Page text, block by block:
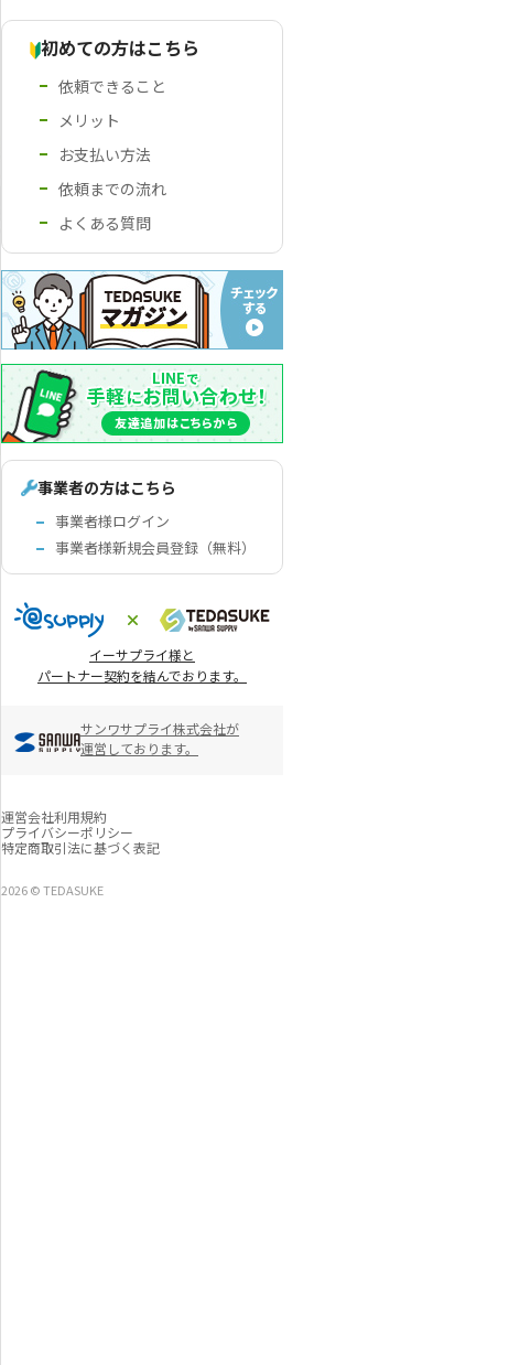
初めての方はこちら
依頼できること
メリット
お支払い方法
依頼までの流れ
よくある質問
事業者の方はこちら
事業者様ログイン
事業者様新規会員登録（無料）
イーサプライ様と
パートナー契約を結んでおります。
サンワサプライ株式会社が
運営しております。
運営会社利用規約
プライバシーポリシー
特定商取引法に基づく表記
2026 © TEDASUKE